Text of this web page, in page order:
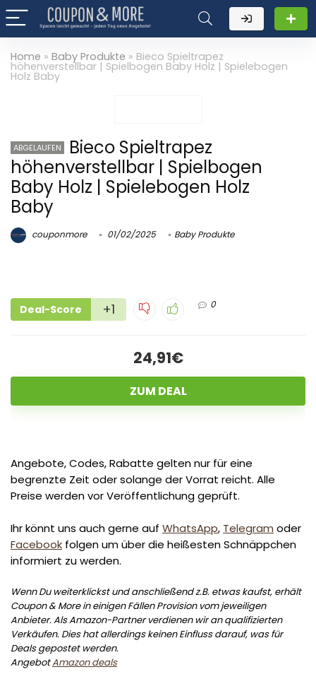
Home » Baby Produkte » Bieco Spieltrapez
höhenverstellbar | Spielbogen Baby Holz | Spielebogen
Holz Baby
ABGELAUFEN
Bieco Spieltrapez
höhenverstellbar | Spielbogen
Baby Holz | Spielebogen Holz
Baby
couponmore 01/02/2025 Baby Produkte
Deal-Score +1 0
24,91€
ZUM DEAL
Angebote, Codes, Rabatte gelten nur für eine
begrenzte Zeit oder solange der Vorrat reicht. Alle
Preise werden vor Veröffentlichung geprüft.
Ihr könnt uns auch gerne auf WhatsApp, Telegram oder
Facebook folgen um über die heißesten Schnäppchen
informiert zu werden.
Wenn Du weiterklickst und anschließend z.B. etwas kaufst, erhält
Coupon & More in einigen Fällen Provision vom jeweiligen
Anbieter. Als Amazon-Partner verdienen wir an qualifizierten
Verkäufen. Dies hat allerdings keinen Einfluss darauf, was für
Deals gepostet werden.
AngebotAmazon deals